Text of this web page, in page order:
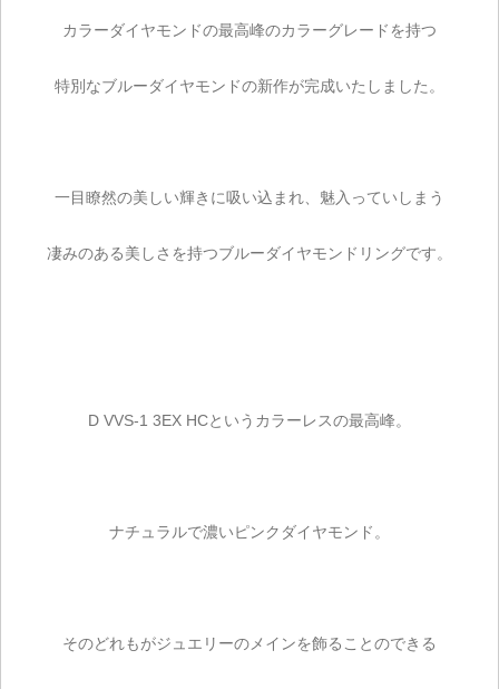
カラーダイヤモンドの最高峰のカラーグレードを持つ
特別なブルーダイヤモンドの新作が完成いたしました。
一目瞭然の美しい輝きに吸い込まれ、魅入っていしまう
凄みのある美しさを持つブルーダイヤモンドリングです。
D VVS-1 3EX HCというカラーレスの最高峰。
ナチュラルで濃いピンクダイヤモンド。
そのどれもがジュエリーのメインを飾ることのできる